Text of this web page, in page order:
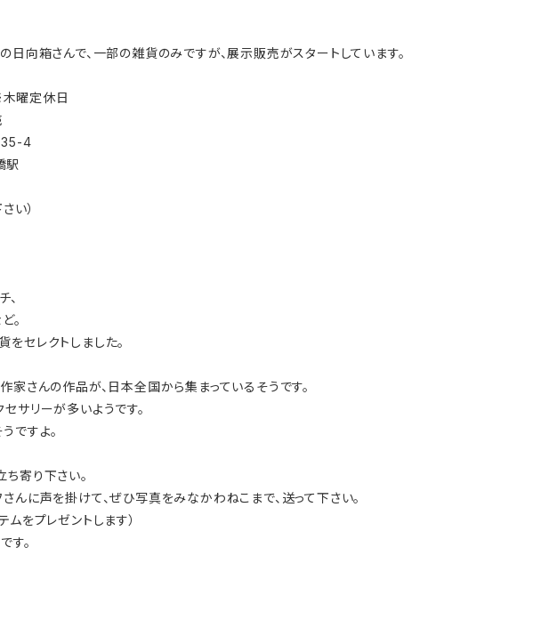
日向箱さんで、一部の雑貨のみですが、展示販売がスタートしています。
曜定休日
4
駅
い）
、
。
セレクトしました。
家さんの作品が、日本全国から集まっているそうです。
サリーが多いようです。
ですよ。
寄り下さい。
んに声を掛けて、ぜひ写真をみなかわねこまで、送って下さい。
ムをプレゼントします）
す。